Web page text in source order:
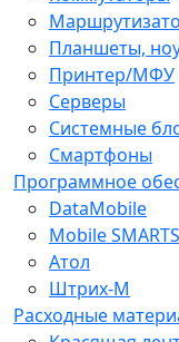
Планшеты,
Принтер/МФУ
Серверы
Системные
Смартфоны
Программное
DataMobile
Mobile SMARTS
Атол
Штрих-М
Расходные